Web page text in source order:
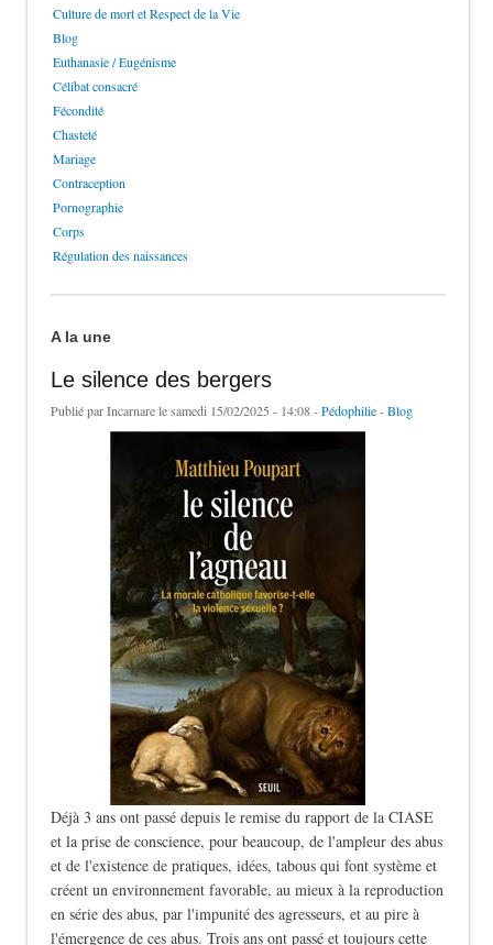
Culture de mort et Respect de la Vie
Blog
Euthanasie / Eugénisme
Célibat consacré
Fécondité
Chasteté
Mariage
Contraception
Pornographie
Corps
Régulation des naissances
A la une
Le silence des bergers
Publié parIncarnarele samedi 15/02/2025 - 14:08 -Pédophilie-Blog
Déjà 3 ans ont passé depuis le remise du rapport de la CIASE
et la prise de conscience, pour beaucoup, de l'ampleur des abus
et de l'existence de pratiques, idées, tabous qui font système et
créent un environnement favorable, au mieux à la reproduction
en série des abus, par l'impunité des agresseurs, et au pire à
l'émergence de ces abus. Trois ans ont passé et toujours cette